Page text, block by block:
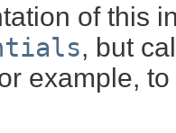
of this
, but
example,